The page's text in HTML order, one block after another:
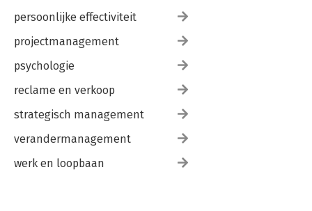
persoonlijke effectiviteit
projectmanagement
psychologie
reclame en verkoop
strategisch management
verandermanagement
werk en loopbaan